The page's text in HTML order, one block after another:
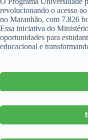
revolucionando o acesso
no Maranhão, com 7.826
Essa iniciativa do
oportunidades para
educacional e